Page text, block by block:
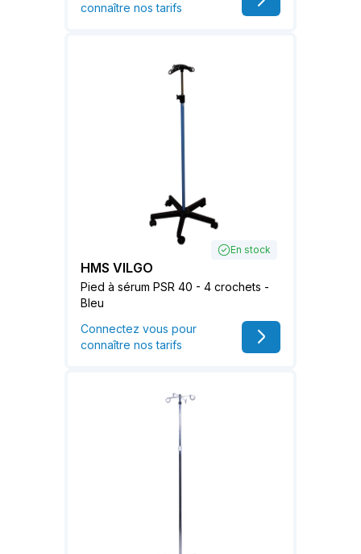
connaître nos tarifs
En stock
HMS VILGO
Pied à sérum PSR 40 - 4 crochets -
Bleu
Connectez vous pour
connaître nos tarifs